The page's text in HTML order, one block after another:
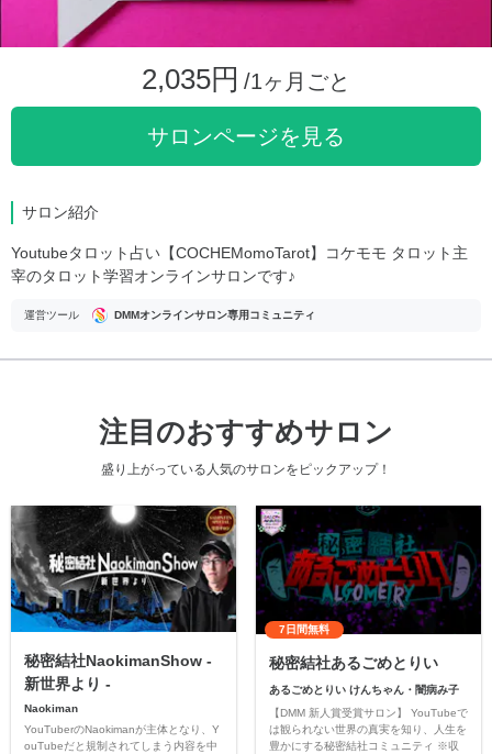
2,035円 /1ヶ月ごと
サロンページを見る
サロン紹介
Youtubeタロット占い【COCHEMomoTarot】コケモモ タロット主
宰のタロット学習オンラインサロンです♪
運営ツール DMMオンラインサロン専用コミュニティ
注目のおすすめサロン
盛り上がっている人気のサロンをピックアップ！
秘密結社NaokimanShow -
新世界より -
Naokiman
YouTuberのNaokimanが主体となり、Y
ouTubeだと規制されてしまう内容を中
7日間無料
秘密結社あるごめとりい
あるごめとりい けんちゃん・闇病み子
【DMM 新人賞受賞サロン】 YouTubeで
は観られない世界の真実を知り、人生を
豊かにする秘密結社コミュニティ ※収